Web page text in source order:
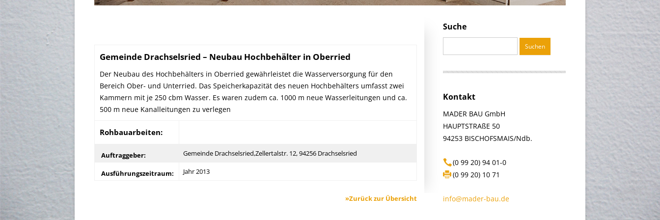
KANALBAU/ABWASSERANLAGE
Gemeinde Drachselsried – Neubau Hochbehälter in Oberried
Der Neubau des Hochbehälters in Oberried gewährleistet die Wasserversorgung für den
Bereich Ober- und Unterried. Das Speicherkapazität des neuen Hochbehälters umfasst zwei
Kammern mit je 250 cbm Wasser. Es waren zudem ca. 1000 m neue Wasserleitungen und ca.
500 m neue Kanalleitungen zu verlegen
Rohbauarbeiten:
Auftraggeber: Gemeinde Drachselsried,Zellertalstr. 12, 94256 Drachselsried
Ausführungszeitraum: Jahr 2013
»Zurück zur Übersicht
Suche
nach:
Kontakt
MADER BAU GmbH
HAUPTSTRAßE 50
94253 BISCHOFSMAIS/Ndb.
(0 99 20) 94 01-0
(0 99 20) 10 71
info@mader-bau.de